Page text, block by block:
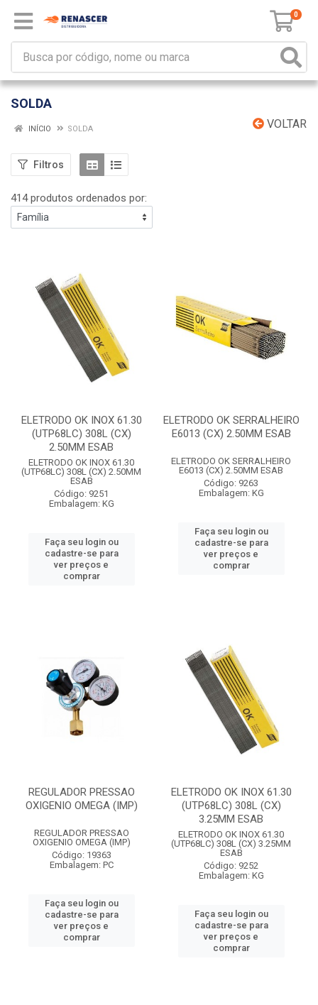
0
SOLDA
VOLTAR
INÍCIO SOLDA
Filtros
414 produtos ordenados por:
ELETRODO OK INOX 61.30
(UTP68LC) 308L (CX)
2.50MM ESAB
ELETRODO OK INOX 61.30
(UTP68LC) 308L (CX) 2.50MM
ESAB
Código: 9251
Embalagem: KG
Faça seu login ou
cadastre-se para
ver preços e
comprar
ELETRODO OK SERRALHEIRO
E6013 (CX) 2.50MM ESAB
ELETRODO OK SERRALHEIRO
E6013 (CX) 2.50MM ESAB
Código: 9263
Embalagem: KG
Faça seu login ou
cadastre-se para
ver preços e
comprar
REGULADOR PRESSAO
OXIGENIO OMEGA (IMP)
REGULADOR PRESSAO
OXIGENIO OMEGA (IMP)
Código: 19363
Embalagem: PC
Faça seu login ou
cadastre-se para
ver preços e
comprar
ELETRODO OK INOX 61.30
(UTP68LC) 308L (CX)
3.25MM ESAB
ELETRODO OK INOX 61.30
(UTP68LC) 308L (CX) 3.25MM
ESAB
Código: 9252
Embalagem: KG
Faça seu login ou
cadastre-se para
ver preços e
comprar